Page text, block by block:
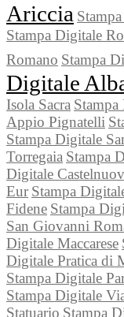
Ariccia
Stampa Digitale
Romano Stampa
Digitale
Isola Sacra
Appio Pignatelli
Stampa Digitale
Torregaia Stampa
Digitale
Eur Stampa
Fidene Stampa
San Giovanni
Digitale Maccarese
Digitale Pratica di
Stampa Digitale
Stampa Digitale
Statuario Stampa